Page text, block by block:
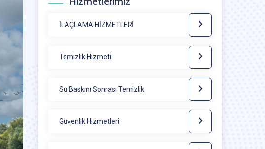
İLAÇLAMA HİZMETLERİ
Temizlik Hizmeti
Su Baskını Sonrası Temizlik
Güvenlik Hizmetleri